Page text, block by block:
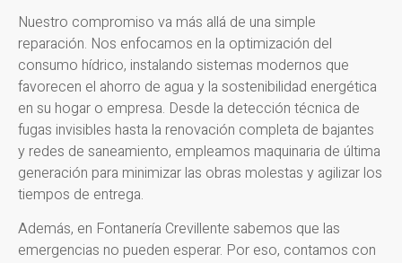
Nuestro compromiso va más allá de una simple
reparación. Nos enfocamos en la optimización del
consumo hídrico, instalando sistemas modernos que
favorecen el ahorro de agua y la sostenibilidad energética
en su hogar o empresa. Desde la detección técnica de
fugas invisibles hasta la renovación completa de bajantes
y redes de saneamiento, empleamos maquinaria de última
generación para minimizar las obras molestas y agilizar los
tiempos de entrega.
Además, en Fontanería Crevillente sabemos que las
emergencias no pueden esperar. Por eso, contamos con